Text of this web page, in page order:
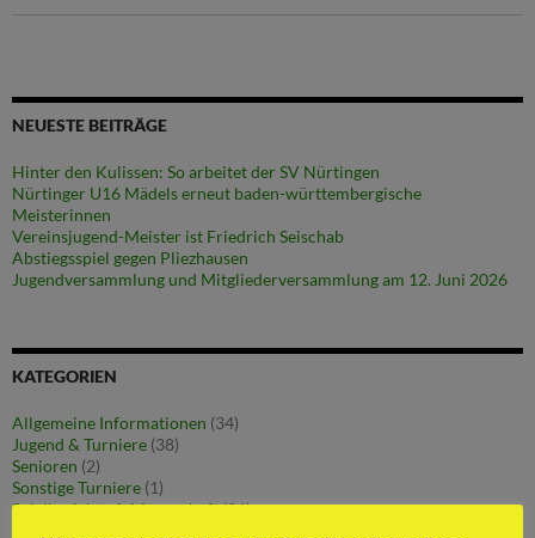
NEUESTE BEITRÄGE
Hinter den Kulissen: So arbeitet der SV Nürtingen
Nürtinger U16 Mädels erneut baden-württembergische
Meisterinnen
Vereinsjugend-Meister ist Friedrich Seischab
Abstiegsspiel gegen Pliezhausen
Jugendversammlung und Mitgliederversammlung am 12. Juni 2026
KATEGORIEN
Allgemeine Informationen (34)
Jugend & Turniere (38)
Senioren (2)
Sonstige Turniere (1)
Spielberichte 1. Mannschaft(36)